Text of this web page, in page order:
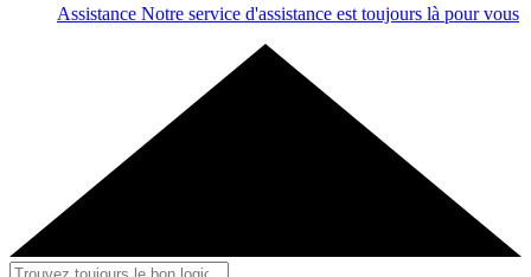
Assistance Notre service d'assistance est toujours là pour vous